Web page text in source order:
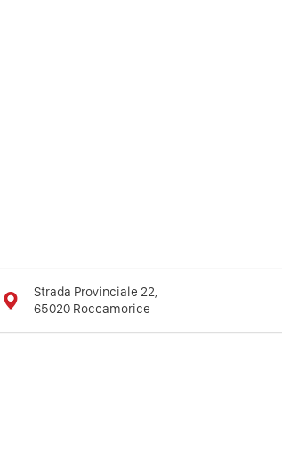
Strada Provinciale 22,
65020 Roccamorice